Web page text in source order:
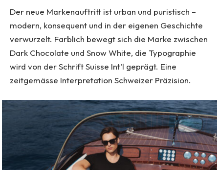
Der neue Markenauftritt ist urban und puristisch –
modern, konsequent und in der eigenen Geschichte
verwurzelt. Farblich bewegt sich die Marke zwischen
Dark Chocolate und Snow White, die Typographie
wird von der Schrift Suisse Int’l geprägt. Eine
zeitgemässe Interpretation Schweizer Präzision.